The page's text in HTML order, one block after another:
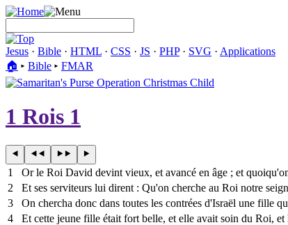
Jesus · Bible · HTML · CSS · JS · PHP· SVG · Applications
🏠︎ ▸ Bible ▸ FMAR
1 Rois 1
1
Or le Roi David devint vieux, et avancé en âge ; et
2
Et ses serviteurs lui dirent : Qu'on cherche au Roi notre
3
On chercha donc dans toutes les contrées d'Israël une fille
4
Et cette jeune fille était fort belle, et elle avait soin du Roi,